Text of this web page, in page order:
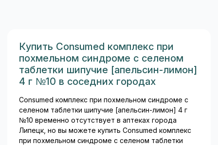
грамотрицательных
выпускается в нескольких
лекарственных формах: В
состав таблеток помимо
вспомогательные вещества:
натрия хлорид и натрия
гидрокарбонат (для
улучшения растворения)...
Купить Consumed комплекс при
похмельном синдроме с селеном
таблетки шипучие [апельсин-лимон]
4 г №10 в соседних городах
Consumed комплекс при похмельном синдроме с
селеном таблетки шипучие [апельсин-лимон] 4 г
№10 временно отсутствует в аптеках города
Липецк, но вы можете купить Consumed комплекс
при похмельном синдроме с селеном таблетки